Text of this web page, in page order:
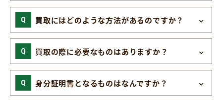
買取にはどのような方法があるのですか？
買取の際に必要なものはありますか？
身分証明書となるものはなんですか？